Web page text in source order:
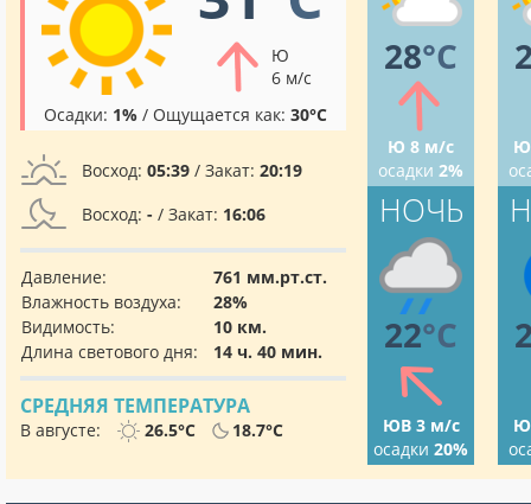
Ю
6 м/с
Осадки: 1% / Ощущается как: 30°C
Восход: 05:39 / Закат: 20:19
Восход: - / Закат: 16:06
Давление:
761 мм.рт.ст.
Влажность воздуха:
28%
Видимость:
10 км.
Длина светового дня:
14 ч. 40 мин.
СРЕДНЯЯ ТЕМПЕРАТУРА
В августе: 26.5°C 18.7°C
28°C
Ю 8 м/с
осадки 2%
НОЧЬ
22°C
ЮВ 3 м/с
осадки 20%